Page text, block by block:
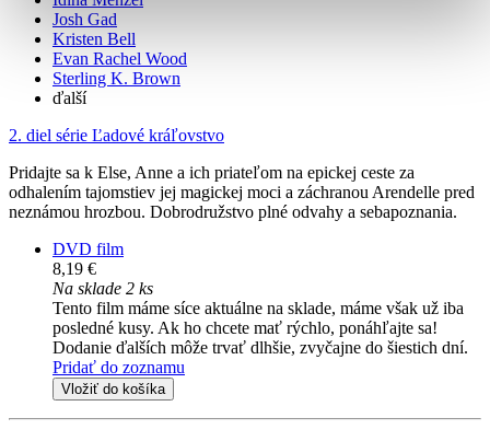
Josh Gad
Kristen Bell
Evan Rachel Wood
Sterling K. Brown
ďalší
2. diel série Ľadové kráľovstvo
Pridajte sa k Else, Anne a ich priateľom na epickej ceste za
odhalením tajomstiev jej magickej moci a záchranou Arendelle pred
neznámou hrozbou. Dobrodružstvo plné odvahy a sebapoznania.
DVD film
8,19 €
Na sklade 2 ks
Tento film máme síce aktuálne na sklade, máme však už iba
posledné kusy. Ak ho chcete mať rýchlo, ponáhľajte sa!
Dodanie ďalších môže trvať dlhšie, zvyčajne do šiestich dní.
Pridať do zoznamu
Vložiť do košíka